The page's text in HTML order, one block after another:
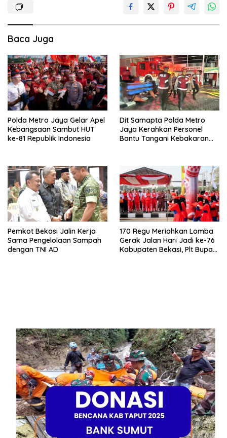
Baca Juga
Polda Metro Jaya Gelar Apel
Kebangsaan Sambut HUT
ke-81 Republik Indonesia
Dit Samapta Polda Metro
Jaya Kerahkan Personel
Bantu Tangani Kebakaran
Pemkot Bekasi Jalin Kerja
Sama Pengelolaan Sampah
dengan TNI AD
170 Regu Meriahkan Lomba
Gerak Jalan Hari Jadi ke-76
Kabupaten Bekasi, Plt Bupati